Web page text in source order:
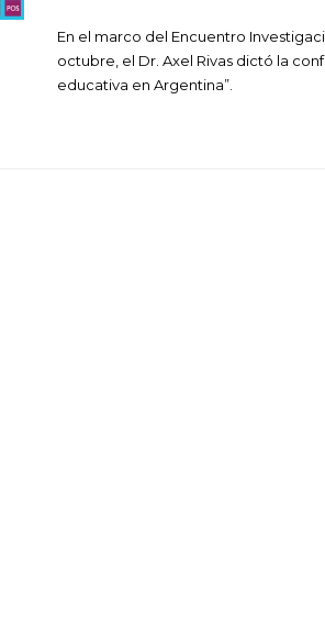
En el marco del Encuentro
octubre, el Dr. Axel Rivas dictó la
educativa en Argentina”.